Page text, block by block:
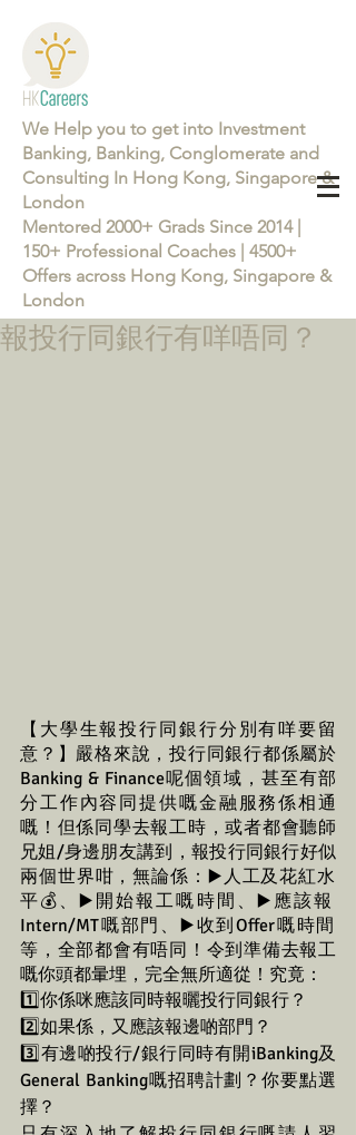
We Help you to get into Investment
Banking, Banking, Conglomerate and
Consulting In Hong Kong, Singapore &
London
Mentored 2000+ Grads Since 2014 |
150+ Professional Coaches | 4500+
Offers across Hong Kong, Singapore &
London
報投行同銀行有咩唔同？
【大學生報投行同銀行分別有咩要留
意？】嚴格來說，投行同銀行都係屬於
Banking & Finance呢個領域，甚至有部
分工作內容同提供嘅金融服務係相通
嘅！但係同學去報工時，或者都會聽師
兄姐/身邊朋友講到，報投行同銀行好似
兩個世界咁，無論係：▶️人工及花紅水
平💰、▶️開始報工嘅時間、▶️應該報
Intern/MT嘅部門、▶️收到Offer嘅時間
等，全部都會有唔同！令到準備去報工
嘅你頭都暈埋，完全無所適從！究竟：
1️⃣你係咪應該同時報曬投行同銀行？
2️⃣如果係，又應該報邊啲部門？
3️⃣有邊啲投行/銀行同時有開iBanking及
General Banking嘅招聘計劃？你要點選
擇？